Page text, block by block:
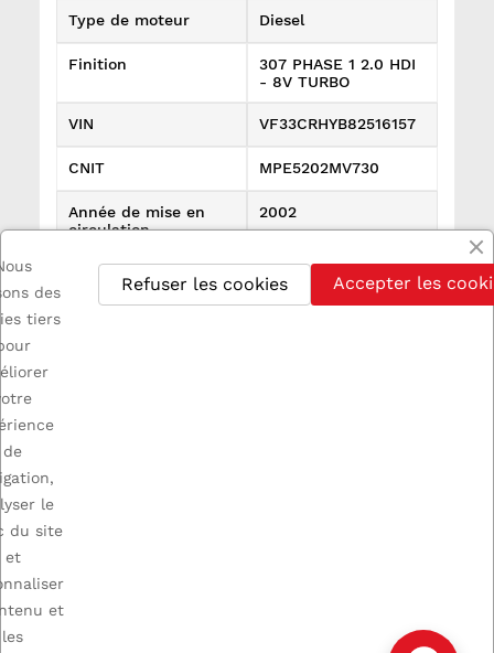
Type de moteur Diesel
Finition
307 PHASE 1 2.0 HDI
- 8V TURBO
VIN VF33CRHYB82516157
CNIT MPE5202MV730
Année de mise en
circulation
2002
Références spécifiques
État
INFORMATIONS
A PROPOS
VOTRE COMPTE
des
tiers
de
le
du site
et
et
les
Accepter les
Refuser les cookies